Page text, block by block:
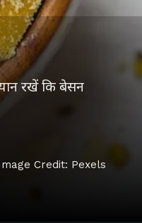
रखें कि बेसन
Credit: Pexels